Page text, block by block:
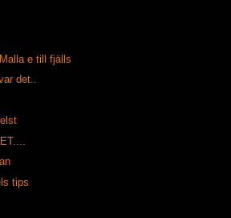
e till fjälls
det..
tips